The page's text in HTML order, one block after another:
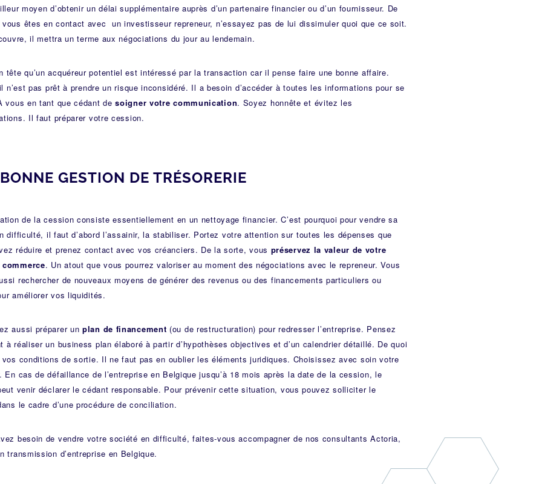
moyen d’obtenir un délai supplémentaire auprès d’un partenaire financier ou d’un fournisseur. De
vous êtes en contact avec un investisseur repreneur, n’essayez pas de lui dissimuler quoi que ce soit.
il mettra un terme aux négociations du jour au lendemain.
tête qu’un acquéreur potentiel est intéressé par la transaction car il pense faire une bonne affaire.
n’est pas prêt à prendre un risque inconsidéré. Il a besoin d’accéder à toutes les informations pour se
vous en tant que cédant desoigner votre communication. Soyez honnête et évitez les
Il faut préparer votre cession.
GESTION DE TRÉSORERIE
de la cession consiste essentiellement en un nettoyage financier. C’est pourquoi pour vendre sa
difficulté, il faut d’abord l’assainir, la stabiliser. Portez votre attention sur toutes les dépenses que
réduire et prenez contact avec vos créanciers. De la sorte, vous préservez la valeur de votre
. Un atout que vous pourrez valoriser au moment des négociations avec le repreneur. Vous
rechercher de nouveaux moyens de générer des revenus ou des financements particuliers ou
améliorer vos liquidités.
aussi préparer unplan de financement (ou de restructuration) pour redresser l’entreprise. Pensez
à réaliser un business plan élaboré à partir d’hypothèses objectives et d’un calendrier détaillé. De quoi
conditions de sortie. Il ne faut pas en oublier les éléments juridiques. Choisissez avec soin votre
En cas de défaillance de l’entreprise en Belgique jusqu’à 18 mois après la date de la cession, le
venir déclarer le cédant responsable. Pour prévenir cette situation, vous pouvez solliciter le
le cadre d’une procédure de conciliation.
besoin de vendre votre société en difficulté, faites-vous accompagner de nos consultants Actoria,
transmission d’entreprise en Belgique.